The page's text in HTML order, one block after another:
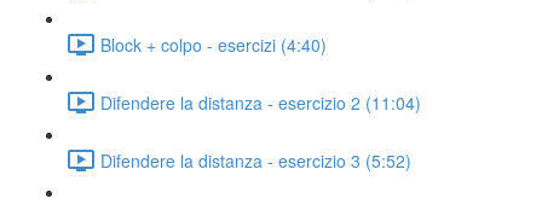
Block + colpo - esercizi (4:40)
Difendere la distanza - esercizio 2 (11:04)
Difendere la distanza - esercizio 3 (5:52)